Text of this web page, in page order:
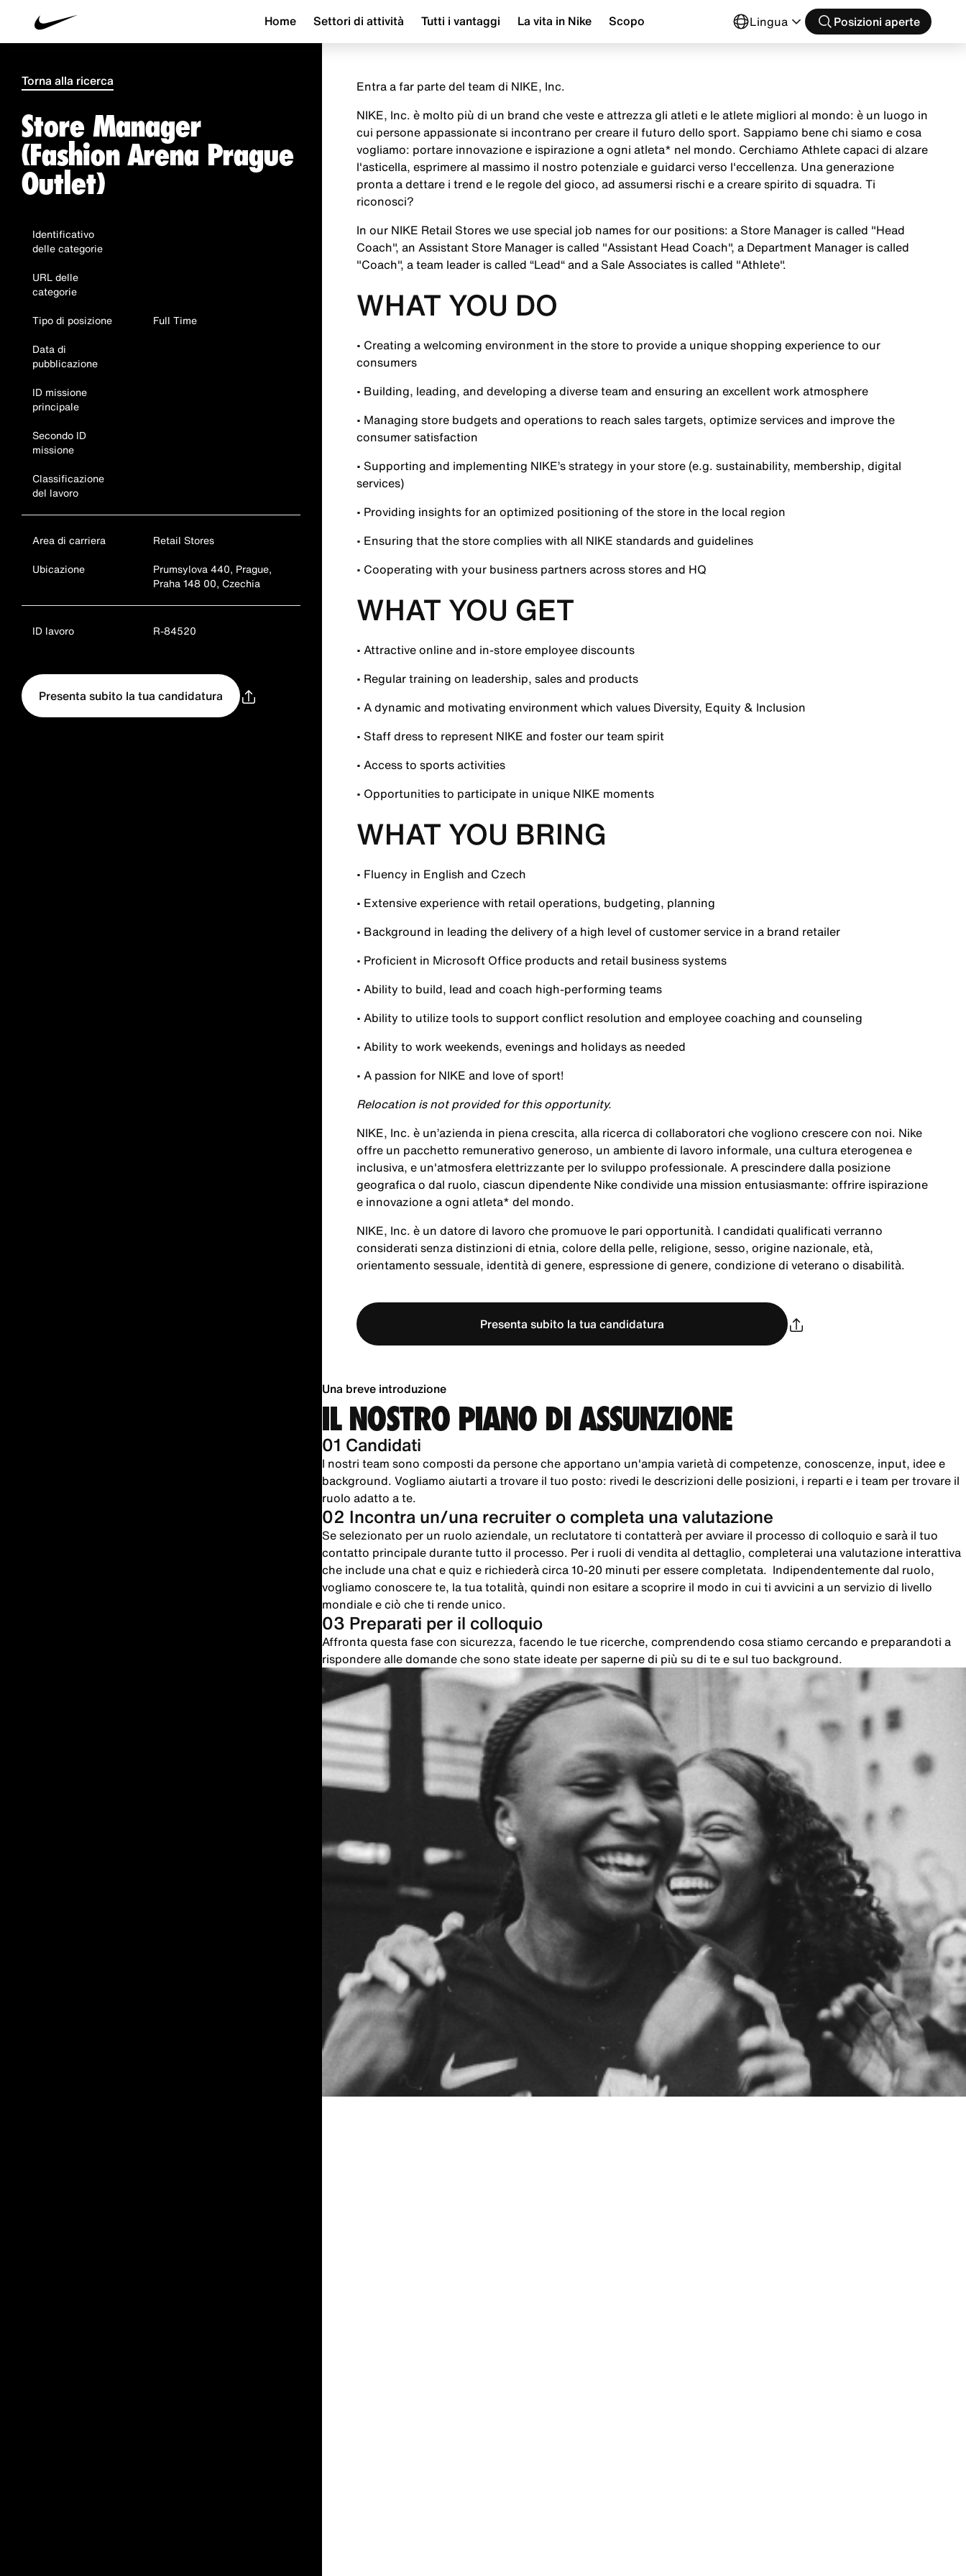
Home Settori di attività Tutti i vantaggi La vita in Nike Scopo Lingua Posizioni aperte
Torna alla ricerca
Store Manager
(Fashion Arena Prague
Outlet)
Identificativo
delle categorie
URL delle
categorie
Tipo di posizione
Full Time
Data di
pubblicazione
ID missione
principale
Secondo ID
missione
Classificazione
del lavoro
Area di carriera
Retail Stores
Ubicazione
Prumsylova 440, Prague,
Praha 148 00, Czechia
ID lavoro R-84520
Presenta subito la tua candidatura
Entra a far parte del team di NIKE, Inc.
NIKE, Inc. è molto più di un brand che veste e attrezza gli atleti e le atlete migliori al mondo: è un luogo in
cui persone appassionate si incontrano per creare il futuro dello sport. Sappiamo bene chi siamo e cosa
vogliamo: portare innovazione e ispirazione a ogni atleta* nel mondo. Cerchiamo Athlete capaci di alzare
l'asticella, esprimere al massimo il nostro potenziale e guidarci verso l'eccellenza. Una generazione
pronta a dettare i trend e le regole del gioco, ad assumersi rischi e a creare spirito di squadra. Ti
riconosci?
In our NIKE Retail Stores we use special job names for our positions: a Store Manager is called "Head
Coach", an Assistant Store Manager is called "Assistant Head Coach", a Department Manager is called
"Coach", a team leader is called “Lead“ and a Sale Associates is called "Athlete".
WHAT YOU DO
• Creating a welcoming environment in the store to provide a unique shopping experience to our
consumers
• Building, leading, and developing a diverse team and ensuring an excellent work atmosphere
• Managing store budgets and operations to reach sales targets, optimize services and improve the
consumer satisfaction
• Supporting and implementing NIKE’s strategy in your store (e.g. sustainability, membership, digital
services)
• Providing insights for an optimized positioning of the store in the local region
• Ensuring that the store complies with all NIKE standards and guidelines
• Cooperating with your business partners across stores and HQ
WHAT YOU GET
• Attractive online and in-store employee discounts
• Regular training on leadership, sales and products
• A dynamic and motivating environment which values Diversity, Equity & Inclusion
• Staff dress to represent NIKE and foster our team spirit
• Access to sports activities
• Opportunities to participate in unique NIKE moments
WHAT YOU BRING
• Fluency in English and Czech
• Extensive experience with retail operations, budgeting, planning
• Background in leading the delivery of a high level of customer service in a brand retailer
• Proficient in Microsoft Office products and retail business systems
• Ability to build, lead and coach high-performing teams
• Ability to utilize tools to support conflict resolution and employee coaching and counseling
• Ability to work weekends, evenings and holidays as needed
• A passion for NIKE and love of sport!
Relocation is not provided for this opportunity.
NIKE, Inc. è un’azienda in piena crescita, alla ricerca di collaboratori che vogliono crescere con noi. Nike
offre un pacchetto remunerativo generoso, un ambiente di lavoro informale, una cultura eterogenea e
inclusiva, e un'atmosfera elettrizzante per lo sviluppo professionale. A prescindere dalla posizione
geografica o dal ruolo, ciascun dipendente Nike condivide una mission entusiasmante: offrire ispirazione
e innovazione a ogni atleta* del mondo.
NIKE, Inc. è un datore di lavoro che promuove le pari opportunità. I candidati qualificati verranno
considerati senza distinzioni di etnia, colore della pelle, religione, sesso, origine nazionale, età,
orientamento sessuale, identità di genere, espressione di genere, condizione di veterano o disabilità.
Presenta subito la tua candidatura
Una breve introduzione
IL NOSTRO PIANO DI ASSUNZIONE
01 Candidati
I nostri team sono composti da persone che apportano un'ampia varietà di competenze, conoscenze, input, idee e
background. Vogliamo aiutarti a trovare il tuo posto: rivedi le descrizioni delle posizioni, i reparti e i team per trovare il
ruolo adatto a te.
02 Incontra un/una recruiter o completa una valutazione
Se selezionato per un ruolo aziendale, un reclutatore ti contatterà per avviare il processo di colloquio e sarà il tuo
contatto principale durante tutto il processo. Per i ruoli di vendita al dettaglio, completerai una valutazione interattiva
che include una chat e quiz e richiederà circa 10-20 minuti per essere completata. Indipendentemente dal ruolo,
vogliamo conoscere te, la tua totalità, quindi non esitare a scoprire il modo in cui ti avvicini a un servizio di livello
mondiale e ciò che ti rende unico.
03 Preparati per il colloquio
Affronta questa fase con sicurezza, facendo le tue ricerche, comprendendo cosa stiamo cercando e preparandoti a
rispondere alle domande che sono state ideate per saperne di più su di te e sul tuo background.